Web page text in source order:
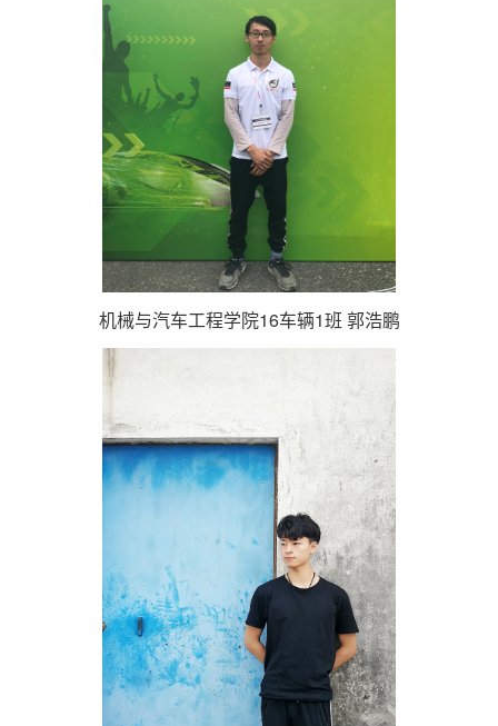
机械与汽车工程学院16车辆1班 郭浩鹏